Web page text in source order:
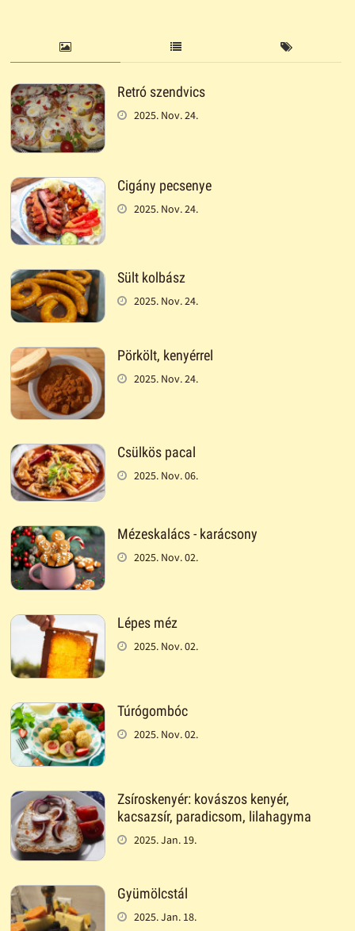
Retró szendvics
2025. Nov. 24.
Cigány pecsenye
2025. Nov. 24.
Sült kolbász
2025. Nov. 24.
Pörkölt, kenyérrel
2025. Nov. 24.
Csülkös pacal
2025. Nov. 06.
Mézeskalács - karácsony
2025. Nov. 02.
Lépes méz
2025. Nov. 02.
Túrógombóc
2025. Nov. 02.
Zsíroskenyér: kovászos kenyér,
kacsazsír, paradicsom, lilahagyma
2025. Jan. 19.
Gyümölcstál
2025. Jan. 18.